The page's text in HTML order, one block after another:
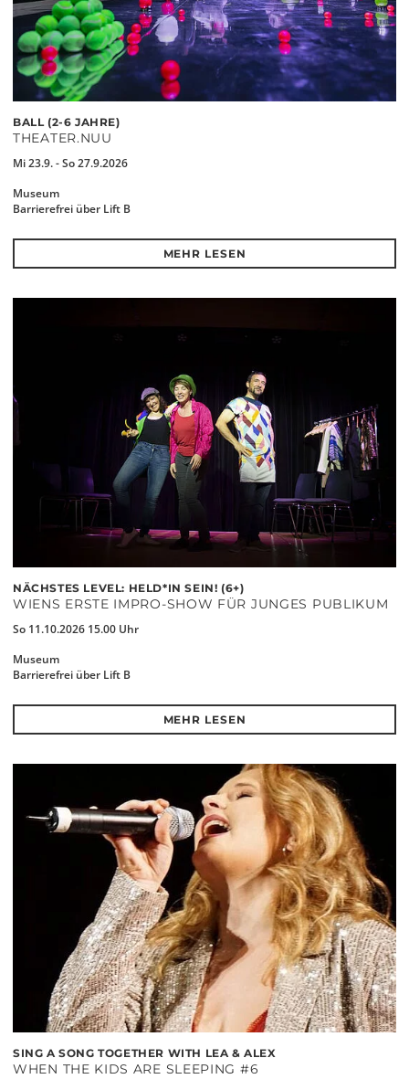
BALL (2-6 JAHRE)
THEATER.NUU
Mi 23.9. - So 27.9.2026
Museum
Barrierefrei über Lift B
MEHR LESEN
NÄCHSTES LEVEL: HELD*IN SEIN! (6+)
WIENS ERSTE IMPRO-SHOW FÜR JUNGES PUBLIKUM
So 11.10.2026 15.00 Uhr
Museum
Barrierefrei über Lift B
MEHR LESEN
SING A SONG TOGETHER WITH LEA & ALEX
WHEN THE KIDS ARE SLEEPING #6